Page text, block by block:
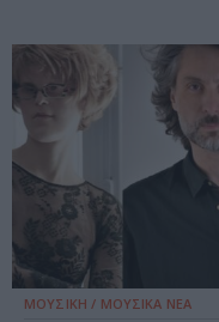
ΜΟΥΣΙΚΗ / ΜΟΥΣΙΚΑ ΝΕΑ